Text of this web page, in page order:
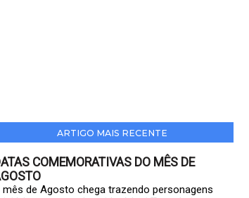
ARTIGO MAIS RECENTE
COMEMORATIVAS DO MÊS DE
mês de Agosto chega trazendo personagens